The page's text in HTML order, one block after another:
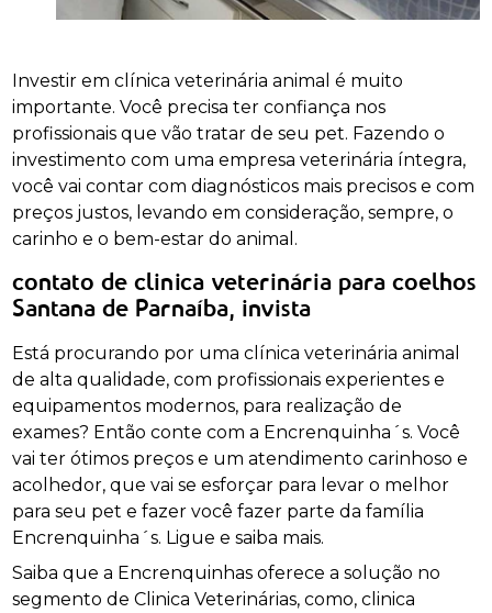
Investir em clínica veterinária animal é muito
importante. Você precisa ter confiança nos
profissionais que vão tratar de seu pet. Fazendo o
investimento com uma empresa veterinária íntegra,
você vai contar com diagnósticos mais precisos e com
preços justos, levando em consideração, sempre, o
carinho e o bem-estar do animal.
contato de clinica veterinária para coelhos
Santana de Parnaíba, invista
Está procurando por uma clínica veterinária animal
de alta qualidade, com profissionais experientes e
equipamentos modernos, para realização de
exames? Então conte com a Encrenquinha´s. Você
vai ter ótimos preços e um atendimento carinhoso e
acolhedor, que vai se esforçar para levar o melhor
para seu pet e fazer você fazer parte da família
Encrenquinha´s. Ligue e saiba mais.
Saiba que a Encrenquinhas oferece a solução no
segmento de Clinica Veterinárias, como, clinica